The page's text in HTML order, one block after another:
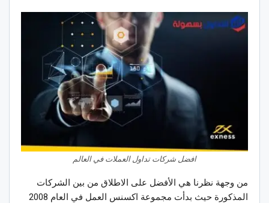
افضل شركات تداول العملات في العالم
من وجهة نظرنا هي الأفضل على الاطلاق من بين الشركات
المذكورة حيث بدأت مجموعة اكسنس العمل في العام 2008